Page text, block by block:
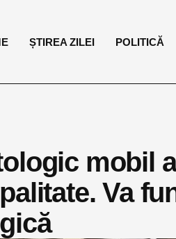
ȘTIREA ZILEI POLITICĂ
mobil
Va